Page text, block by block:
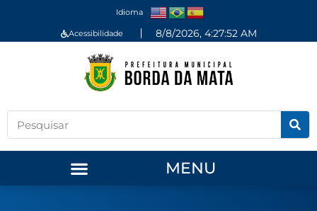
Idioma
Acessibilidade 8/8/2026, 4:27:52 AM
MENU